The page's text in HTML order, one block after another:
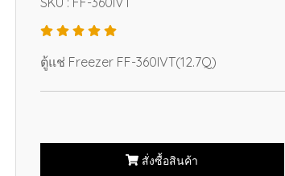
ตู้แช่ Freezer FF-360IVT(12.7Q)
สั่งซื้อสินค้า